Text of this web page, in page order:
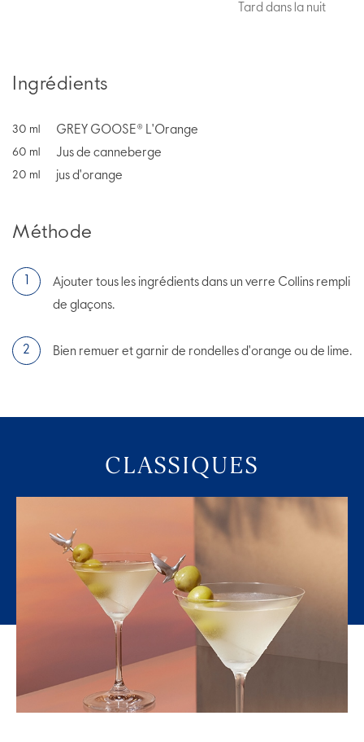
Tard dans la nuit
Ingrédients
30 ml GREY GOOSE® L'Orange
60 ml Jus de canneberge
20 ml jus d'orange
Méthode
Ajouter tous les ingrédients dans un verre Collins rempli
de glaçons.
Bien remuer et garnir de rondelles d'orange ou de lime.
CLASSIQUES